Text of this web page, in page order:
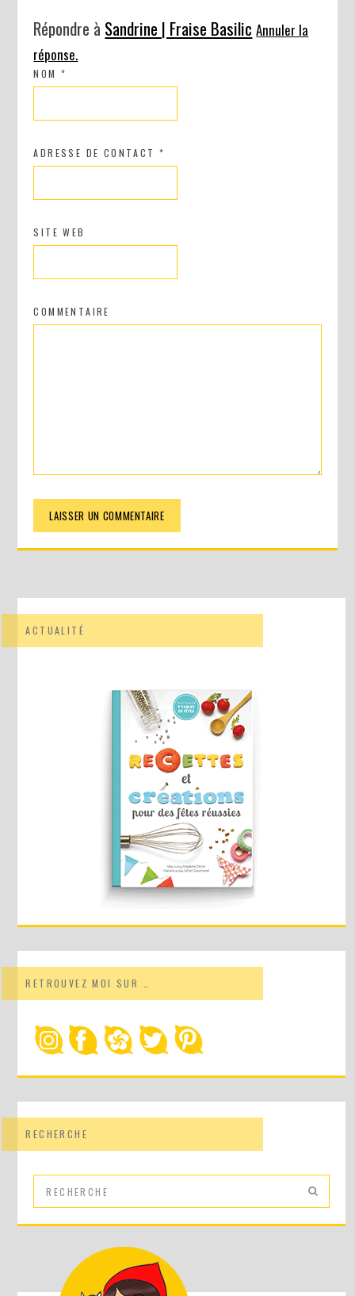
Répondre à Sandrine | Fraise Basilic Annuler la
réponse.
NOM*
ADRESSE DE CONTACT*
SITE WEB
COMMENTAIRE
ACTUALITÉ
RETROUVEZ MOI SUR …
RECHERCHE